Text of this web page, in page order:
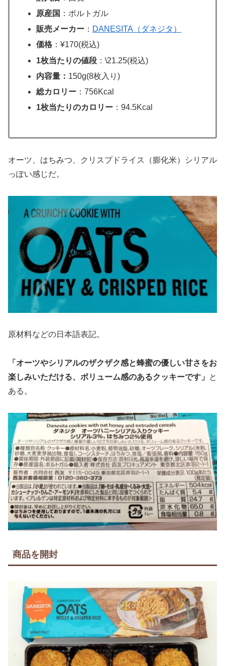
原産国 ：ポルトガル
販売メーカー ： DANESITA（ダネジタ）
価格 ：¥170(税込)
1枚当たりの値段 ：\21.25(税込)
内容量： 150g(8枚入り)
総カロリー ：756Kcal
1枚当たりのカロリー ：94.5Kcal
オーツ、はちみつ、クリスプドライス（膨化米）シリアル
っぽい感じだ。
原材料などの日本語表記。
「オーツやシリアルのザクザク感と蜂蜜の優しい甘さをお
楽しみいただける、ボリューム感のあるクッキーです」
と
ある。
商品を開封